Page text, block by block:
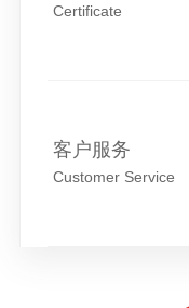
Certificate
客户服务
Customer Service